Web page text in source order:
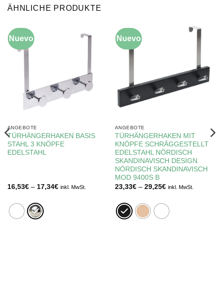
ÄHNLICHE PRODUKTE
-5%
Nuevo
ANGEBOTE
TÜRHÄNGERHAKEN BASIS
STAHL 3 KNÖPFE
EDELSTAHL
16,53€ – 17,34€Preisspanne:
inkl. MwSt.
-10%
Nuevo
ANGEBOTE
TÜRHÄNGERHAKEN MIT
KNÖPFE SCHRÄGGESTELLT
EDELSTAHL NÖRDISCH
SKANDINAVISCH DESIGN
NÖRDISCH SKANDINAVISCH
MOD 9400S B
23,33€ – 29,25€Preisspanne:
29,25€
inkl. MwSt.